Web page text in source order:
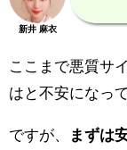
新井 麻衣
ここまで悪質サ
はと不安になっ
ですが、 まずは